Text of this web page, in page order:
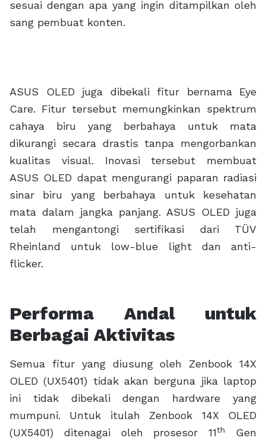
sesuai dengan apa yang ingin ditampilkan oleh
sang pembuat konten.
ASUS OLED juga dibekali fitur bernama Eye
Care. Fitur tersebut memungkinkan spektrum
cahaya biru yang berbahaya untuk mata
dikurangi secara drastis tanpa mengorbankan
kualitas visual. Inovasi tersebut membuat
ASUS OLED dapat mengurangi paparan radiasi
sinar biru yang berbahaya untuk kesehatan
mata dalam jangka panjang. ASUS OLED juga
telah mengantongi sertifikasi dari TÜV
Rheinland untuk low-blue light dan anti-
flicker.
Performa Andal untuk
Berbagai Aktivitas
Semua fitur yang diusung oleh Zenbook 14X
OLED (UX5401) tidak akan berguna jika laptop
ini tidak dibekali dengan hardware yang
mumpuni. Untuk itulah Zenbook 14X OLED
(UX5401) ditenagai oleh prosesor 11th
Gen